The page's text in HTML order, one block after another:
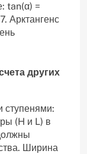
tan(α) =
Арктангенс
других
ступенями:
(H и L) в
Ширина